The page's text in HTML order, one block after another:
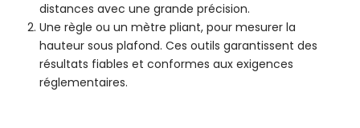
distances avec une grande précision.
Une règle ou un mètre pliant, pour mesurer la
hauteur sous plafond. Ces outils garantissent des
résultats fiables et conformes aux exigences
réglementaires.